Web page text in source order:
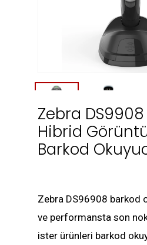
Zebra
Hibrid
Barkod
Zebra DS96908 barkod
ve performansta son
ister ürünleri barkod